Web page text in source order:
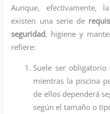
Aunque, efectivamente,
existen una serie de
seguridad, higiene y
refiere:
Suele ser obligatorio
mientras la piscina
de ellos dependerá
según el tamaño o